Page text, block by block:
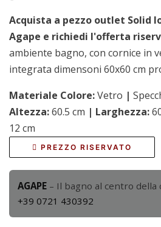
Acquista a pezzo outlet Solid
Agape e richiedi l'offerta
ambiente bagno, con cornice in
integrata dimensoni 60x60 cm
Materiale Colore:Vetro |
Altezza:60.5 cm | Larghezza:
12 cm
PREZZO RISERVATO
AGAPE – Il bagno al centro della
+39 0721 430392